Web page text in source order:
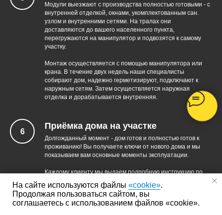
Модули выезжают с производства полностью готовыми - с
внутренней отделкой, окнами, укомплектованным сан.
узлом и внутренними сетями. На тралах они
доставляются до вашего населенного пункта,
перегружаются на манипулятор и подвозятся к самому
участку.
Монтаж осуществляется с помощью манипулятора или
крана. В течение двух недель наши специалисты
собирают дом, надежно герметизируют, подключают к
наружным сетям. Затем осуществляется наружная
отделка и дорабатывается внутренняя.
Приёмка дома на участке
Долгожданный момент - дом готов и полностью готов к
проживанию! Вы получаете ключи от нового дома и мы
показываем вам основные моменты эксплуатации.
Каждому клиенту мы выдаем подробную инструкцию по
эксплуатации дома и контактный телефон нашей
сервисной службы – она работает как по гарантийным, так
и по негарантийным обращениям.
На сайте используются файлы «cookie».
Продолжая пользоваться сайтом, вы
соглашаетесь с использованием файлов «cookie».